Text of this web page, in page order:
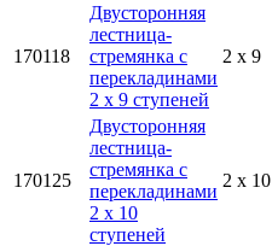
170118
Двусторонняя
лестница-
стремянка с
перекладинами
2 x 9 ступеней
2 x 9
170125
Двусторонняя
лестница-
стремянка с
перекладинами
2 x 10
ступеней
2 x 10